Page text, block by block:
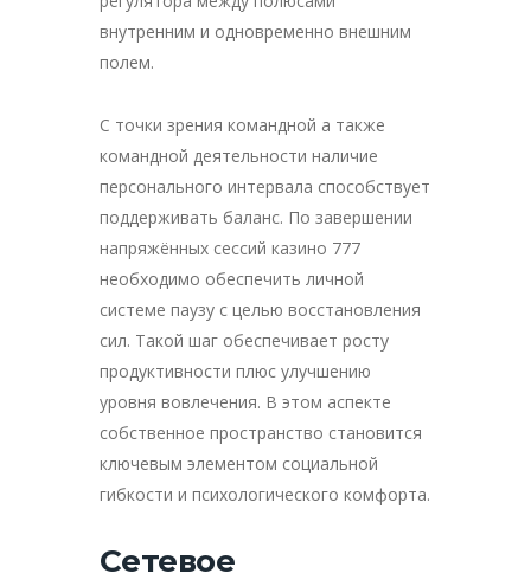
внутренним и одновременно внешним
полем.
С точки зрения командной а также
командной деятельности наличие
персонального интервала способствует
поддерживать баланс. По завершении
напряжённых сессий казино 777
необходимо обеспечить личной
системе паузу с целью восстановления
сил. Такой шаг обеспечивает росту
продуктивности плюс улучшению
уровня вовлечения. В этом аспекте
собственное пространство становится
ключевым элементом социальной
гибкости и психологического комфорта.
Сетевое